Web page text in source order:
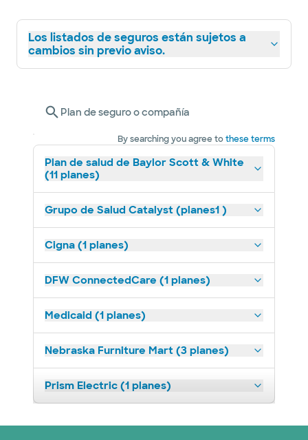
Los listados de seguros están sujetos a
cambios sin previo aviso.
Plan de seguro o compañía
By searching you agree tothese terms
Plan de salud de Baylor Scott & White
(11 planes)
Grupo de Salud Catalyst (planes1 )
Cigna (1 planes)
DFW ConnectedCare (1 planes)
Medicaid (1 planes)
Nebraska Furniture Mart (3 planes)
Prism Electric (1 planes)